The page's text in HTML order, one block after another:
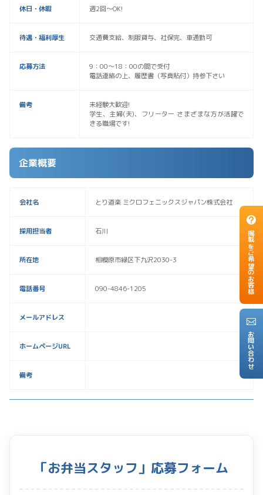
掲載をご希望のお客様
お問い合わせ
休日・休暇 週2回〜OK!
待遇・福利厚生 交通費支給、制服貸与、社保完、車通勤可
応募方法
9：00〜18：00の間で受付
電話連絡の上、履歴書（写真貼付）持参下さい
備考
未経験大歓迎!
学生、主婦(夫)、フリーター さまざまな方が活躍で
きる職場です!
企業概要
会社名 とり道楽 ミクロフェニックスジャパン株式会社
採用担当者 石川
所在地 相模原市緑区下九沢2030-3
電話番号 090-4846-1205
メールアドレス
ホームページURL
備考
「お弁当スタッフ」応募フォーム